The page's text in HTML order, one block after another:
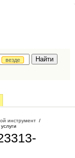
везде
инструмент /